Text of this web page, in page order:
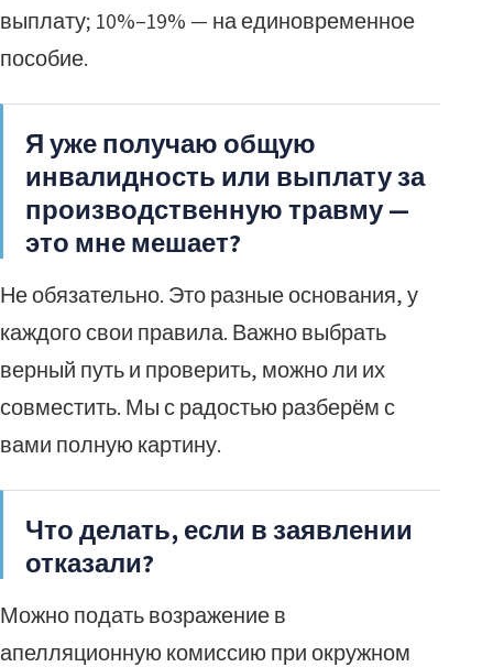
выплату; 10%–19% — на единовременное
пособие.
Я уже получаю общую
инвалидность или выплату за
производственную травму —
это мне мешает?
Не обязательно. Это разные основания, у
каждого свои правила. Важно выбрать
верный путь и проверить, можно ли их
совместить. Мы с радостью разберём с
вами полную картину.
Что делать, если в заявлении
отказали?
Можно подать возражение в
апелляционную комиссию при окружном